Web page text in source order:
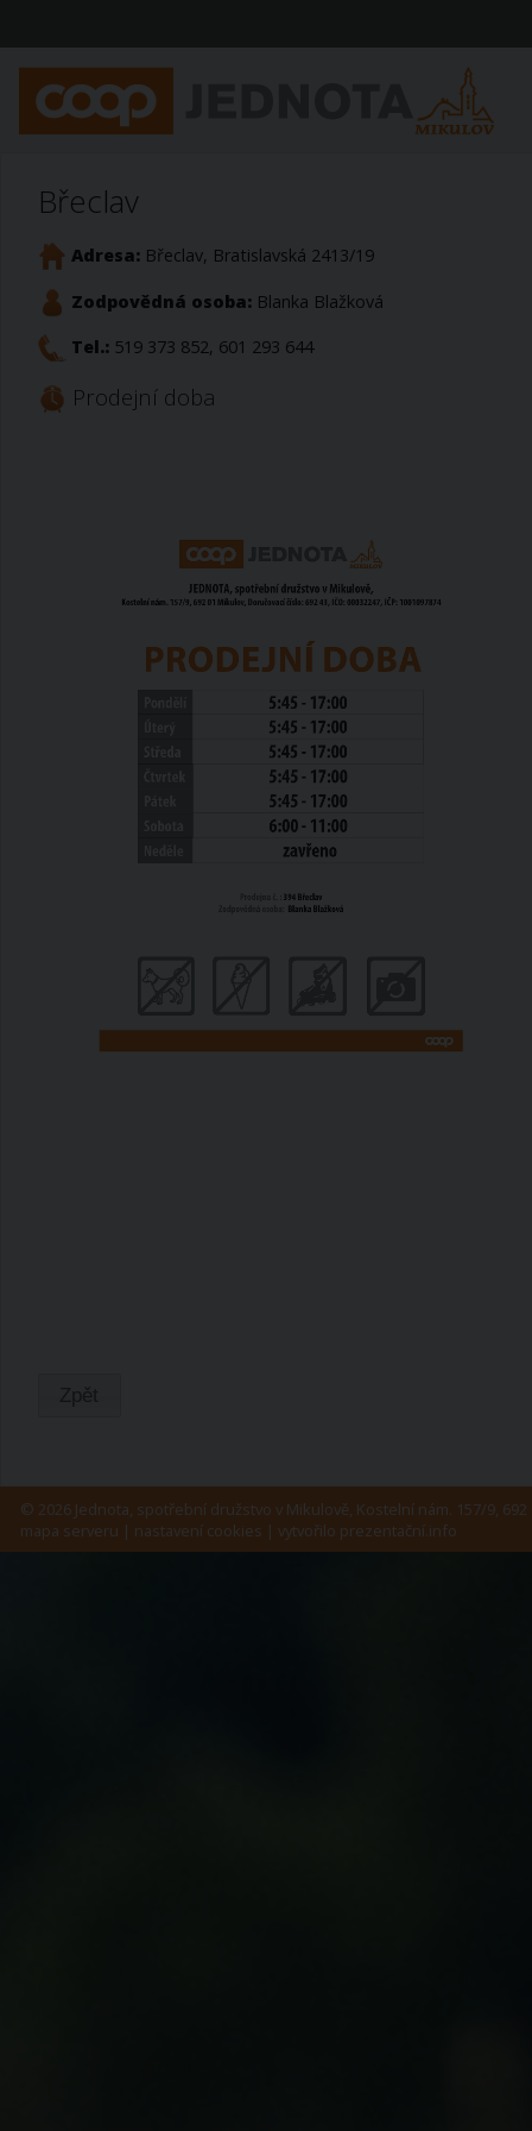
Břeclav
Adresa: Břeclav, Bratislavská 2413/19
Zodpovědná osoba: Blanka Blažková
Tel.: 519 373 852, 601 293 644
Prodejní doba
© 2026 Jednota, spotřební družstvo v Mikulově, Kostelní nám. 157/9, 692
mapa serveru | nastavení cookies | vytvořilo prezentační.info